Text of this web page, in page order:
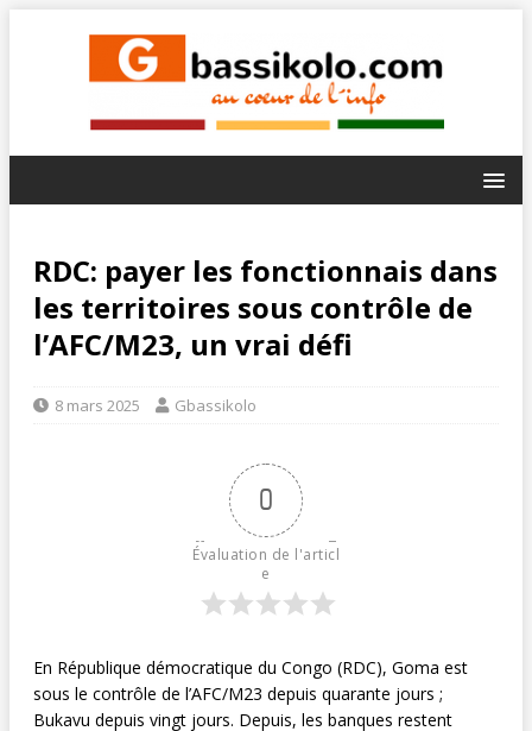
RDC: payer les fonctionnais dans
les territoires sous contrôle de
l’AFC/M23, un vrai défi
8 mars 2025 Gbassikolo
0
Évaluation de l'articl
e
En République démocratique du Congo (RDC), Goma est
sous le contrôle de l’AFC/M23 depuis quarante jours ;
Bukavu depuis vingt jours. Depuis, les banques restent